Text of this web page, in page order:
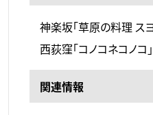
神楽坂「草原の料理 スヨ
西荻窪「コノコネコノコ」
関連情報